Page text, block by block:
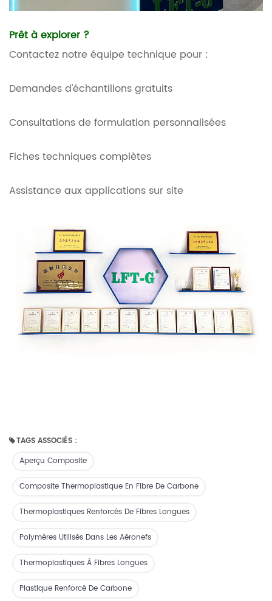
Prêt à explorer ?
Contactez notre équipe technique pour :
Demandes d'échantillons gratuits
Consultations de formulation personnalisées
Fiches techniques complètes
Assistance aux applications sur site
TAGS ASSOCIÉS :
Aperçu Composite
Composite Thermoplastique En Fibre De Carbone
Thermoplastiques Renforcés De Fibres Longues
Polymères Utilisés Dans Les Aéronefs
Thermoplastiques À Fibres Longues
Plastique Renforcé De Carbone